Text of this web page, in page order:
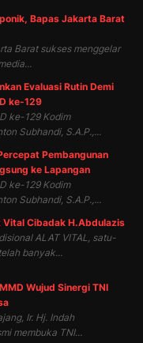
Bapas Jakarta Barat
Barat sukses menggelar
Evaluasi Rutin Demi
ke-129
ke-129 Kodim
Subhandi, S.A.P.,...
Pembangunan
ke Lapangan
ke-129 Kodim
Subhandi, S.A.P.,...
Vital Cibadak H.Abdulazis
ALAT VITAL, satu-
banyak...
Wujud Sinergi TNI
Ir. Hj. Indah
membuka TNI...